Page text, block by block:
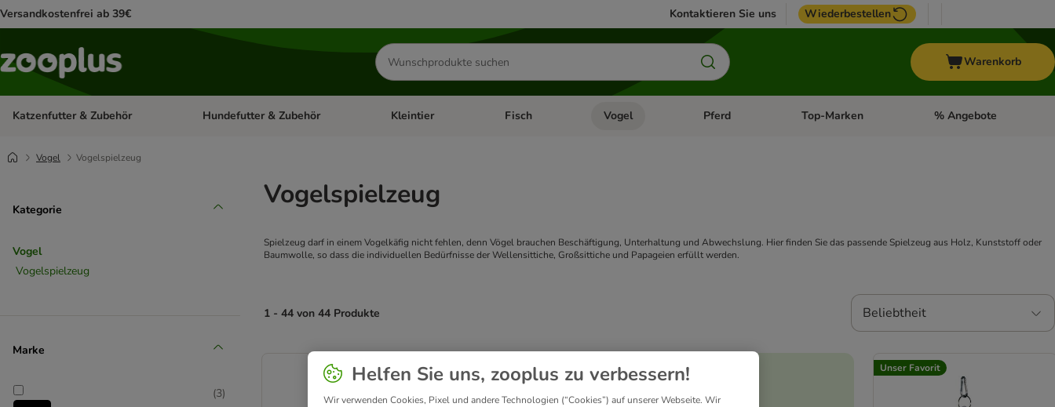
Versandkostenfrei ab 39€ Kontaktieren Sie uns Wiederbestellen
Produkte
suchen
Warenkorb
Katzenfutter & Zubehör Kategorie-Menü öffnen: Katzenfutter & Zubehör
Hundefutter & Zubehör Kategorie-Menü öffnen: Hundefutter & Zubehör
Kleintier Kategorie-Menü öffnen: Kleintier
Fisch Kategorie-Menü öffnen: Fisch
Vogel Kategorie-Menü öffnen: Vogel
Pferd Kategorie-Menü öffnen: Pferd
Top-Marken Kategorie-Menü öffnen:
% Angebote
Vogel Vogelspielzeug
Kategorie
Vogel
Vogelspielzeug
Marke
(3)
Vogelspielzeug
Spielzeug darf in einem Vogelkäfig nicht fehlen, denn Vögel brauchen Beschäftigung, Unterhaltung und Abwechslung. Hier finden Sie das passende Spielzeug aus Holz, Kunststoff oder
Baumwolle, so dass die individuellen Bedürfnisse der Wellensittiche, Großsittiche und Papageien erfüllt werden.
1 - 44 von 44 Produkte Beliebtheit
product items have been changed
Unser Favorit
Helfen Sie uns, zooplus zu verbessern!
Wir verwenden Cookies, Pixel und andere Technologien (“Cookies”) auf unserer Webseite. Wir